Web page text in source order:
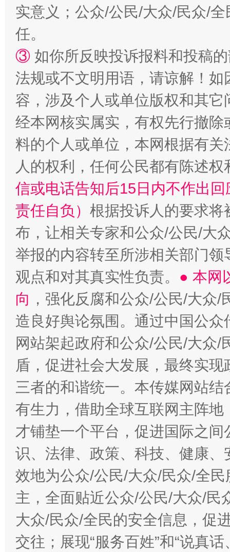
“蜀中异人”王建安的艺术幻境
完善运行机制助力责任有效落实 一纸欠
东山县通报“牛蛙产品抗生素超标问题” 法
千年窑火 生生不息 一
实意义；公众/公民/大众/民众/
任。
③ 如你所反映投诉报料和投稿
法规或不文明用语，请谅解！
容，涉及个人或单位版权和其它
经本网核实属实，有权先行撤
料的个人或单位，本网根据有
人的权利，任何公民都有陈述
信或电话告知后15日内不作出
责任自负） 根据投诉人的要求将
布，让相关专家和公众/公民/大
举报的内容转至所涉相关部门
观点和对其真实性负责。 ● 本网
向 ，强化反腐和公众/公民/大众
造良好舆论氛围。通过中国公
网站架起政府和公众/公民/大众
盾，促进社会大发展，最终实
三者的和谐统一。本传媒网站
有生力，借助全球互联网主阵
才铺垫一个平台，促进国际之
识、法律、政策、科技、健康
效地为公众/公民/大众/民众/全
主，全面贴近公众/公民/大众/民
大众/民众/全民的安全信息，促
交往；展现“服务百姓”和“说真